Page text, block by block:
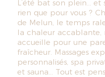
L’été bat son plein…
rien que pour vous ?
de Melun, le temps
la chaleur accablante,
accueille pour une
fraîcheur. Massages
personnalisés, spa
et sauna… Tout est